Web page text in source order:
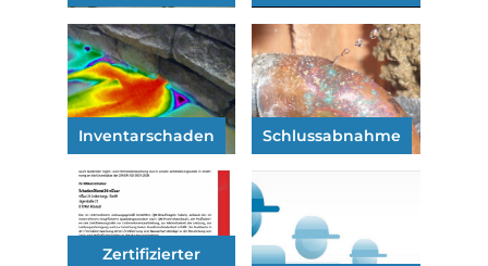
Inventarschaden Schlussabnahme
Zertifizierter